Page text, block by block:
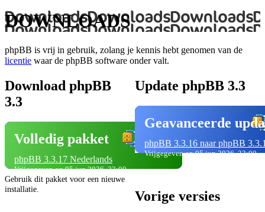
DOWNLOADS
phpBB is vrij in gebruik, zolang je kennis hebt genomen van de
licentie waar de phpBB software onder valt.
Download phpBB
3.3
Volledig pakket
phpBB 3.3.17 Nederlands
Vrijgegeven op 05 jun 2026, 23:00
Gebruik dit pakket voor een nieuwe
installatie.
Update phpBB 3.3
Geavanceerde
phpBB 3.3.16 naar phpBB
Vrijgegeven op 05 jun 2026, 23:00
Vorige versies